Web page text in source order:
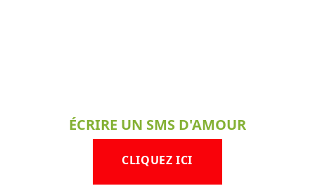
ÉCRIRE UN SMS D'AMOUR
CLIQUEZ ICI